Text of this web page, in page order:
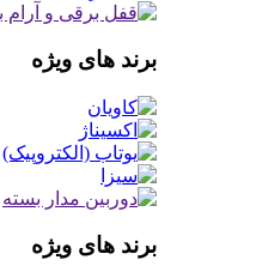
برند های ویژه
برند های ویژه